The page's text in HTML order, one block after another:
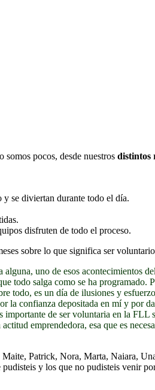
pocos, desde nuestros distintos
y se diviertan durante todo el día.
disfruten de todo el proceso.
sobre lo que significa ser
uno de esos acontecimientos
todo salga como se ha
todo, es un día de ilusiones y
confianza depositada en mí y por
de ser voluntaria en la
emprendedora, esa que es
Patrick, Nora, Marta, Naiara,
y los que no pudisteis venir